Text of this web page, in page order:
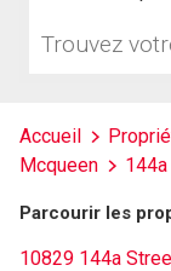
votre
Accueil
Mcqueen
Parcourir les
10829 144a